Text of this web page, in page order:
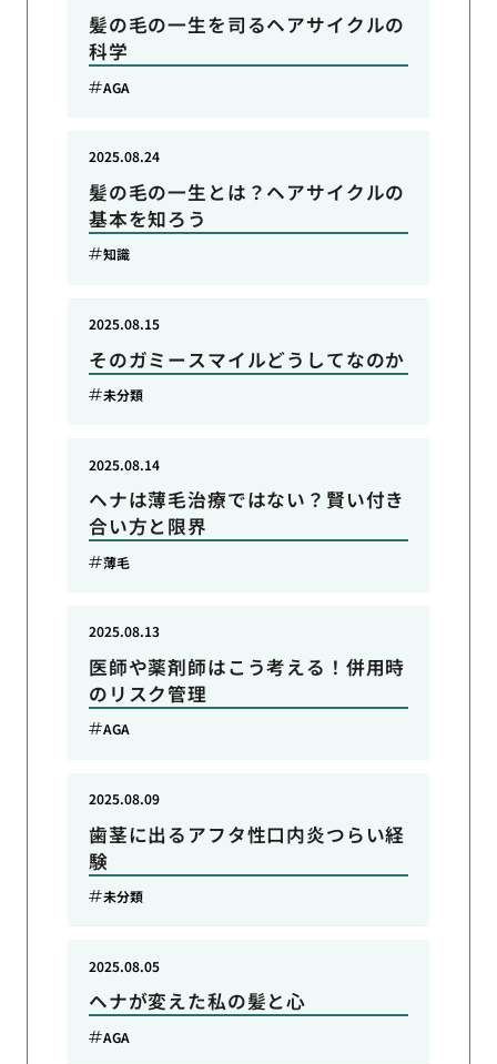
髪の毛の一生を司るヘアサイクルの
科学
AGA
髪の毛の一生とは？ヘアサイクルの
基本を知ろう
2025.08.24
知識
そのガミースマイルどうしてなのか
2025.08.15
未分類
ヘナは薄毛治療ではない？賢い付き
合い方と限界
2025.08.14
薄毛
医師や薬剤師はこう考える！併用時
のリスク管理
2025.08.13
AGA
歯茎に出るアフタ性口内炎つらい経
験
2025.08.09
未分類
ヘナが変えた私の髪と心
2025.08.05
AGA